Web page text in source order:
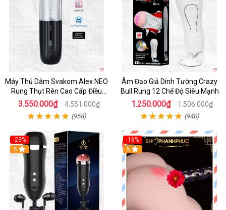
Máy Thủ Dâm Svakom Alex NEO
Rung Thụt Rên Cao Cấp Điều
Khiển App
3.550.000₫ 4.551.000₫
(958)
Âm Đạo Giả Dính Tường Crazy
Bull Rung 12 Chế Độ Siêu Mạnh
1.250.000₫ 1.506.000₫
(940)
-23%
5
-16%
5